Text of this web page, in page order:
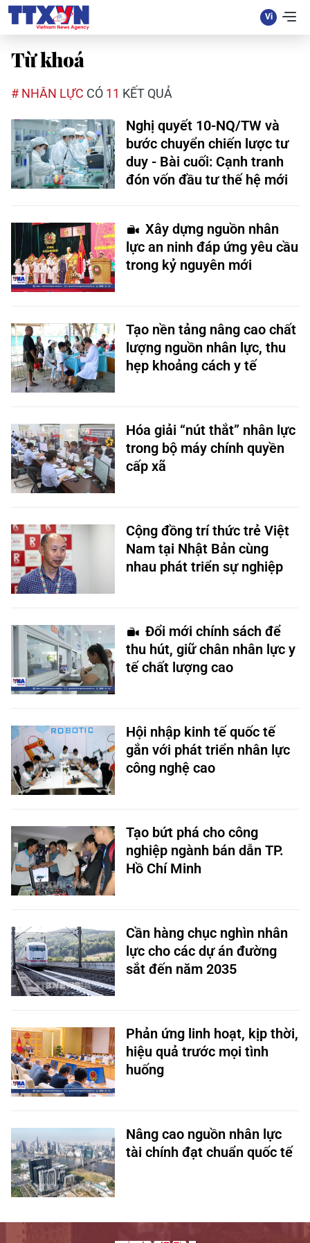
Từ khoá
# NHÂN LỰC CÓ 11 KẾT QUẢ
Nghị quyết 10-NQ/TW và
bước chuyển chiến lược tư
duy - Bài cuối: Cạnh tranh
đón vốn đầu tư thế hệ mới
Xây dựng nguồn nhân
lực an ninh đáp ứng yêu cầu
trong kỷ nguyên mới
Tạo nền tảng nâng cao chất
lượng nguồn nhân lực, thu
hẹp khoảng cách y tế
Hóa giải “nút thắt” nhân lực
trong bộ máy chính quyền
cấp xã
Cộng đồng trí thức trẻ Việt
Nam tại Nhật Bản cùng
nhau phát triển sự nghiệp
Đổi mới chính sách để
thu hút, giữ chân nhân lực y
tế chất lượng cao
Hội nhập kinh tế quốc tế
gắn với phát triển nhân lực
công nghệ cao
Tạo bứt phá cho công
nghiệp ngành bán dẫn TP.
Hồ Chí Minh
Cần hàng chục nghìn nhân
lực cho các dự án đường
sắt đến năm 2035
Phản ứng linh hoạt, kịp thời,
hiệu quả trước mọi tình
huống
Nâng cao nguồn nhân lực
tài chính đạt chuẩn quốc tế